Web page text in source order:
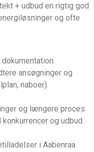
+ udbud en rigtig god
og ofte
ansøgninger og
naboer).
og længere proces.
og udbud.
i Aabenraa